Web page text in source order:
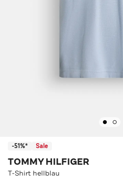
-51%* Sale
TOMMY HILFIGER
T-Shirt hellblau